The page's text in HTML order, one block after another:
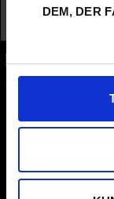
DEM, DER
Nationalitet
CPH:DOX
Denmark
FESTIVAL